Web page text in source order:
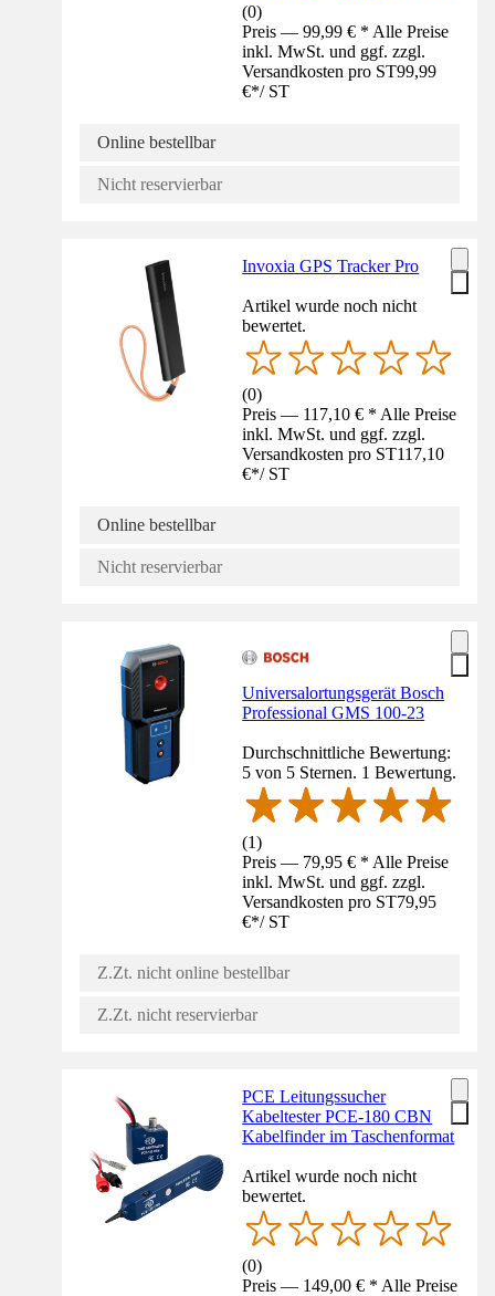
(0)
Preis — 99,99 € * Alle Preise
inkl. MwSt. und ggf. zzgl.
Versandkosten pro ST99,99
€*/ ST
Online bestellbar
Nicht reservierbar
Invoxia GPS Tracker Pro
Artikel wurde noch nicht
bewertet.
(0)
Preis — 117,10 € * Alle Preise
inkl. MwSt. und ggf. zzgl.
Versandkosten pro ST117,10
€*/ ST
Online bestellbar
Nicht reservierbar
Universalortungsgerät Bosch
Professional GMS 100-23
Durchschnittliche Bewertung:
5 von 5 Sternen. 1 Bewertung.
(1)
Preis — 79,95 € * Alle Preise
inkl. MwSt. und ggf. zzgl.
Versandkosten pro ST79,95
€*/ ST
Z.Zt. nicht online bestellbar
Z.Zt. nicht reservierbar
PCE Leitungssucher
Kabeltester PCE-180 CBN
Kabelfinder im Taschenformat
Artikel wurde noch nicht
bewertet.
(0)
Preis — 149,00 € * Alle Preise